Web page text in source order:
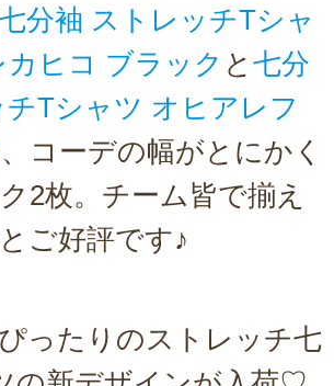
分袖 ストレッチTシャ
ヒコ ブラック と 七分
Tシャツ オヒアレフ
、コーデの幅がとにかく
2枚。チーム皆で揃え
ご好評です♪
ったりのストレッチ七